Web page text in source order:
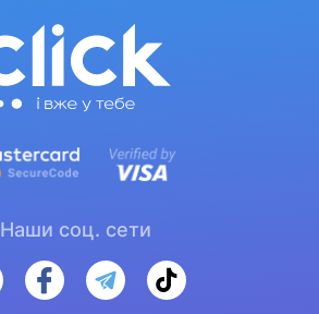
Наши соц. сети